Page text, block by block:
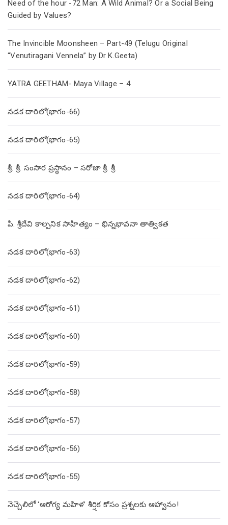
Need of the hour -72 Man: A Wild Animal? Or a Social Being
Guided by Values?
The Invincible Moonsheen – Part-49 (Telugu Original
“Venutiragani Vennela” by Dr K.Geeta)
YATRA GEETHAM- Maya Village – 4
నడక దారిలో(భాగం-66)
నడక దారిలో(భాగం-65)
శ్రీ. శ్రీ. సంసార ప్రస్థానం – సరోజా శ్రీ. శ్రీ.
నడక దారిలో(భాగం-64)
పి. శ్రీదేవి కాల్పనిక సాహిత్యం – భిన్నభావనా తాత్వికత
నడక దారిలో(భాగం-63)
నడక దారిలో(భాగం-62)
నడక దారిలో(భాగం-61)
నడక దారిలో(భాగం-60)
నడక దారిలో(భాగం-59)
నడక దారిలో(భాగం-58)
నడక దారిలో(భాగం-57)
నడక దారిలో(భాగం-56)
నడక దారిలో(భాగం-55)
నెచ్చెలిలో ‘ఆరోగ్య మహిళ’ శీర్షిక కోసం ప్రశ్నలకు ఆహ్వానం!